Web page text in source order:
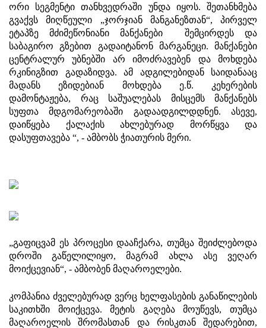
ორი სეგმენტი თანხვედრაში უნდა იყოს. შეთანხმება
გვაქვს მიღწეული „ჯორჯიან მანგანეზთან“, პირველ
ეტაპზე მძიმეწონიანი მანქანები შემცირდეს და
საბაგირო გზებით გადაიტანონ მარგანეცი. მანქანები
ცენტრალურ უბნებში არ იმოძრავებენ და მოხდება
რკინიგზით გადაზიდვა. ამ ადგილებიდან საიდანააც
მადანს ეზიდებიან მოხდება ე.წ. კეხერების
დამონტაჟება, რაც საშუალებას მისცემს მანქანებს
სუფთა მდგომარეობაში გადაადგილდდნენ. ასევე,
დაიწყება ქალაქის ახლებურად მორწყვა და
დასუფთავება “, - ამბობს ჭიათურის მერი.
„გაფიცვამ ეს პროცესი დააჩქარა, თუმცა შეიძლებოდა
დროში გაწელილიყო, მაგრამ ახლა ასე ვეღარ
მოიქცევიან“, - ამბობენ მაღაროელები.
კომპანია ძველებურად ვერც ხელფასების განაწილების
საკითხში მოიქცევა. მეტის გაღება მოუწევს, თუმცა
მაღაროელის შრომასთან და რისკთან შედარებით,